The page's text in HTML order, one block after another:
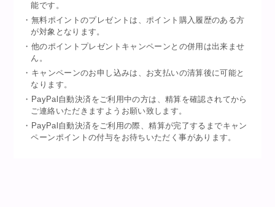
能です。
・無料ポイントのプレゼントは、ポイント購入履歴のある方
が対象となります。
・他のポイントプレゼントキャンペーンとの併用は出来ませ
ん。
・キャンペーンのお申し込みは、お支払いの清算後に可能と
なります。
・PayPal自動決済をご利用中の方は、精算を確認されてから
ご連絡いただきますようお願い致します。
・PayPal自動決済をご利用の際、精算が完了するまでキャン
ペーンポイントの付与をお待ちいただく事があります。